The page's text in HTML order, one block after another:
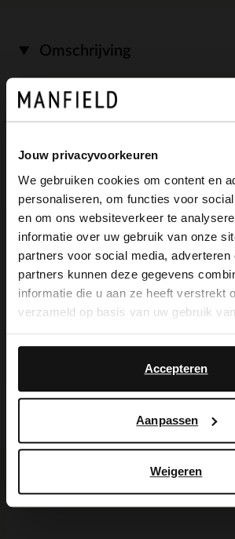
Jouw privacyvoorkeuren
We gebruiken cookies om content en
personaliseren, om functies voor
en om ons websiteverkeer te
informatie over uw gebruik van onze
partners voor social media, adverteren
partners kunnen deze gegevens
informatie die u aan ze heeft verstrekt
verzameld op basis van uw gebruik
Accepteren
Aanpassen
Weigeren
Omschrijving
verzorging de suède/ nubuck
Alles over dit product
Bezorgen & retour
View this website in
It looks like your language isn't
you like to switch to English?
English